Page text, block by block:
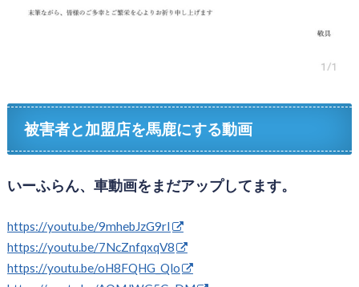
被害者と加盟店を馬鹿にする動画
いーふらん、車動画をまだアップしてます。
https://youtu.be/9mhebJzG9rI
https://youtu.be/7NcZnfqxqV8
https://youtu.be/oH8FQHG_Qlo